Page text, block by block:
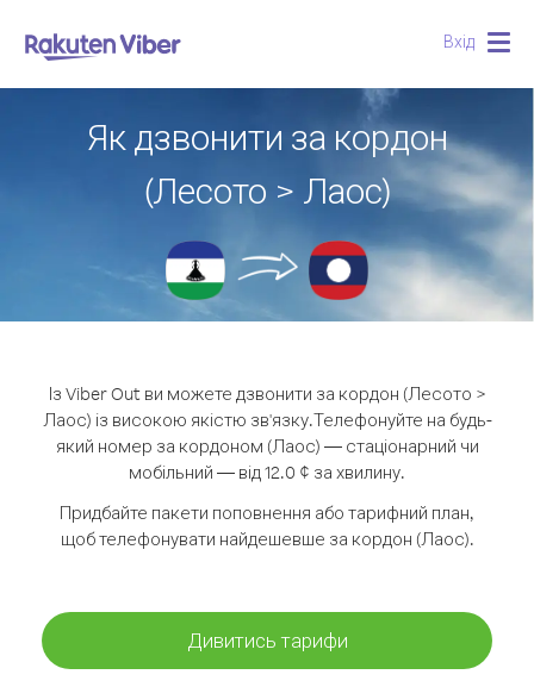
Вхід
Як дзвонити за кордон
(Лесото > Лаос)
Із Viber Out ви можете дзвонити за кордон (Лесото >
Лаос) із високою якістю зв'язку.Телефонуйте на будь-
який номер за кордоном (Лаос) — стаціонарний чи
мобільний — від 12.0 ¢ за хвилину.
Придбайте пакети поповнення або тарифний план,
щоб телефонувати найдешевше за кордон (Лаос).
Дивитись тарифи